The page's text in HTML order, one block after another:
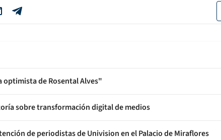
de Rosental Alves"
sobre transformación digital de medios
de periodistas de Univision en el Palacio de Miraflores